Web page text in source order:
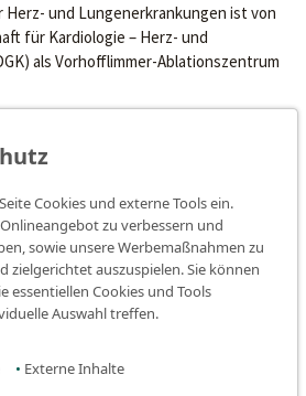
Herz- und Lungenerkrankungen ist von
für Kardiologie – Herz- und
als Vorhofflimmer-Ablationszentrum
Cookies und externe Tools ein.
zu verbessern und
sowie unsere Werbemaßnahmen zu
zielgerichtet auszuspielen. Sie können
essentiellen Cookies und Tools
Auswahl treffen.
• Externe Inhalte